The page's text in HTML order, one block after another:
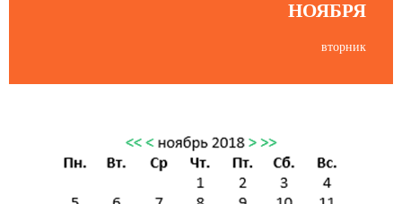
НОЯБРЯ
вторник